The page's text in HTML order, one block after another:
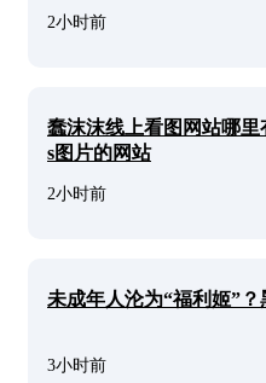
2小时前
蠢沫沫线上看图网站哪
s图片的网站
2小时前
未成年人沦为“福利姬”
3小时前